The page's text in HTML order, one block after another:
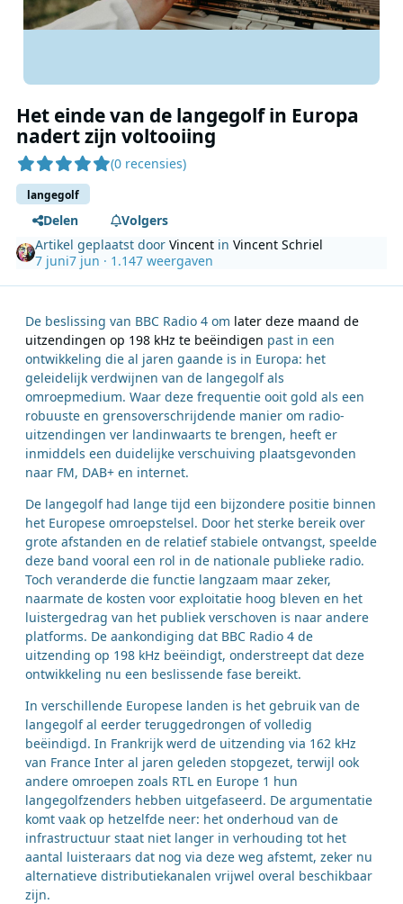
Het einde van de langegolf in Europa
nadert zijn voltooiing
(0 recensies)
langegolf
Delen
Volgers
Artikel geplaatst doorVincent inVincent Schriel
7 juni7 jun · 1.147 weergaven
De beslissing van BBC Radio 4 om later deze maand de
uitzendingen op 198 kHz te beëindigen past in een
ontwikkeling die al jaren gaande is in Europa: het
geleidelijk verdwijnen van de langegolf als
omroepmedium. Waar deze frequentie ooit gold als een
robuuste en grensoverschrijdende manier om radio-
uitzendingen ver landinwaarts te brengen, heeft er
inmiddels een duidelijke verschuiving plaatsgevonden
naar FM, DAB+ en internet.
De langegolf had lange tijd een bijzondere positie binnen
het Europese omroepstelsel. Door het sterke bereik over
grote afstanden en de relatief stabiele ontvangst, speelde
deze band vooral een rol in de nationale publieke radio.
Toch veranderde die functie langzaam maar zeker,
naarmate de kosten voor exploitatie hoog bleven en het
luistergedrag van het publiek verschoven is naar andere
platforms. De aankondiging dat BBC Radio 4 de
uitzending op 198 kHz beëindigt, onderstreept dat deze
ontwikkeling nu een beslissende fase bereikt.
In verschillende Europese landen is het gebruik van de
langegolf al eerder teruggedrongen of volledig
beëindigd. In Frankrijk werd de uitzending via 162 kHz
van France Inter al jaren geleden stopgezet, terwijl ook
andere omroepen zoals RTL en Europe 1 hun
langegolfzenders hebben uitgefaseerd. De argumentatie
komt vaak op hetzelfde neer: het onderhoud van de
infrastructuur staat niet langer in verhouding tot het
aantal luisteraars dat nog via deze weg afstemt, zeker nu
alternatieve distributiekanalen vrijwel overal beschikbaar
zijn.